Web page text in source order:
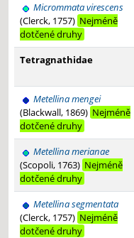
Micrommata virescens
(Clerck, 1757) Nejméně
dotčené druhy
Tetragnathidae
Metellina mengei
(Blackwall, 1869) Nejméně
dotčené druhy
Metellina merianae
(Scopoli, 1763) Nejméně
dotčené druhy
Metellina segmentata
(Clerck, 1757) Nejméně
dotčené druhy